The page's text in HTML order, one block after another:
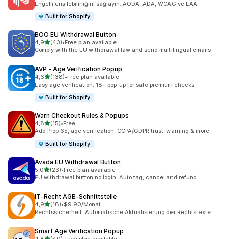
Engelli erişilebilirliğini sağlayın: AODA, ADA, WCAG ve EAA
Built for Shopify
BOO EU Withdrawal Button
4,95 yıldız üzerinden
(43)
toplam 43 değerlendirme
•Free plan available
Comply with the EU withdrawal law and send multilingual emails
AVP ‑ Age Verification Popup
4,65 yıldız üzerinden
(138)
toplam 138 değerlendirme
•Free plan available
Easy age verification: 18+ pop-up for safe premium checks
Built for Shopify
Warn Checkout Rules & Popups
4,85 yıldız üzerinden
(15)
toplam 15 değerlendirme
•Free
Add Prop 65, age verification, CCPA/GDPR trust, warning & more
Built for Shopify
Avada EU Withdrawal Button
5,05 yıldız üzerinden
(23)
toplam 23 değerlendirme
•Free plan available
EU withdrawal button no login. Auto tag, cancel and refund.
IT‑Recht AGB‑Schnittstelle
4,95 yıldız üzerinden
(18)
toplam 18 değerlendirme
•$9.90/Monat
Rechtssicherheit: Automatische Aktualisierung der Rechtstexte
Smart Age Verification Popup